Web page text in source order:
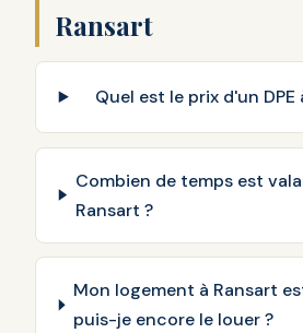
Ransart
Quel est le prix d'un DPE
Combien de temps est
Ransart ?
Mon logement à Ransart
puis-je encore le louer ?